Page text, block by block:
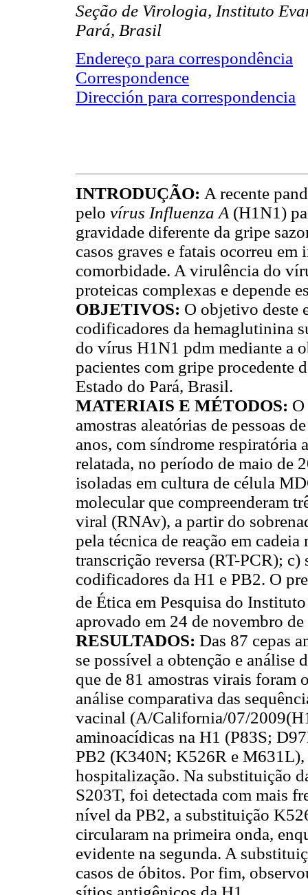
Seção de Virologia, Instituto
Pará, Brasil
Endereço para correspondência
Correspondence
Dirección para correspondencia
INTRODUÇÃO: A recente
pelo vírus Influenza A (H1N1)
gravidade diferente da gripe
casos graves e fatais ocorreu
comorbidade. A virulência do
proteicas complexas e depende
OBJETIVOS: O objetivo deste
codificadores da hemaglutinina
do vírus H1N1 pdm mediante a
pacientes com gripe procedente
Estado do Pará, Brasil.
MATERIAIS E MÉTODOS:
amostras aleatórias de pessoas
anos, com síndrome respiratória
relatada, no período de maio de
isoladas em cultura de célula
molecular que compreenderam
viral (RNAv), a partir do
pela técnica de reação em
transcrição reversa (RT-PCR);
codificadores da H1 e PB2. O
de Ética em Pesquisa do
aprovado em 24 de novembro
RESULTADOS: Das 87 cepas
se possível a obtenção e análise
que de 81 amostras virais foram
análise comparativa das
vacinal (A/California/07/
aminoacídicas na H1 (P83S;
PB2 (K340N; K526R e M631L),
hospitalização. Na substituição
S203T, foi detectada com mais
nível da PB2, a substituição
circularam na primeira onda,
evidente na segunda. A
casos de óbitos. Por fim,